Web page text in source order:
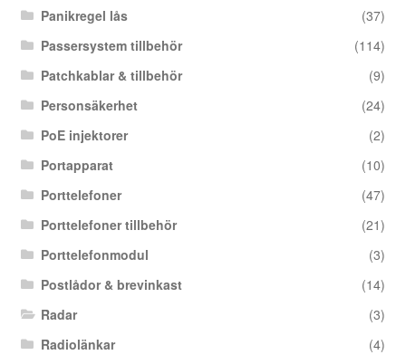
Panikregel lås
(37)
Passersystem tillbehör
(114)
Patchkablar & tillbehör
(9)
Personsäkerhet
(24)
PoE injektorer
(2)
Portapparat
(10)
Porttelefoner
(47)
Porttelefoner tillbehör
(21)
Porttelefonmodul
(3)
Postlådor & brevinkast
(14)
Radar
(3)
Radiolänkar
(4)